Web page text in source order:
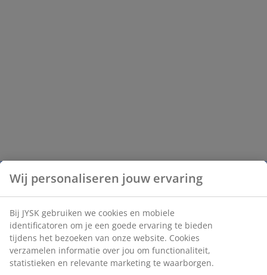
Wij personaliseren jouw ervaring
Bij JYSK gebruiken we cookies en mobiele
identificatoren om je een goede ervaring te bieden
tijdens het bezoeken van onze website. Cookies
verzamelen informatie over jou om functionaliteit,
statistieken en relevante marketing te waarborgen.